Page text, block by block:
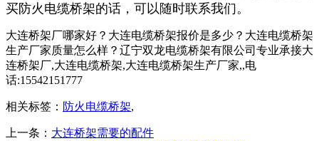
买防火电缆桥架的话，可以随时联系我们。
大连桥架厂哪家好？大连电缆桥架报价是多少？大连电缆桥架
生产厂家质量怎么样？辽宁双龙电缆桥架有限公司专业承接大
连桥架厂,大连电缆桥架,大连电缆桥架生产厂家,,电
话:15542151777
相关标签： 防火电缆桥架,
上一条： 大连桥架需要的配件